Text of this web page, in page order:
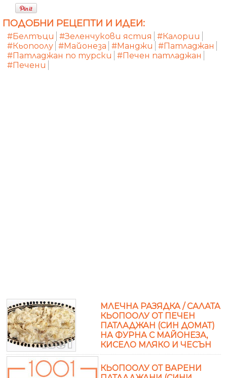
ПОДОБНИ РЕЦЕПТИ И ИДЕИ:
#Белтъци #Зеленчукови ястия
#Калории
#Кьопоолу #Майонеза #Манджи
#Патладжан
#Патладжан по турски
#Печен патладжан
#Печени
МЛЕЧНА РАЗЯДКА / САЛАТА
КЬОПООЛУ ОТ ПЕЧЕН
ПАТЛАДЖАН (СИН ДОМАТ)
НА ФУРНА С МАЙОНЕЗА,
КИСЕЛО МЛЯКО И ЧЕСЪН
КЬОПООЛУ ОТ ВАРЕНИ